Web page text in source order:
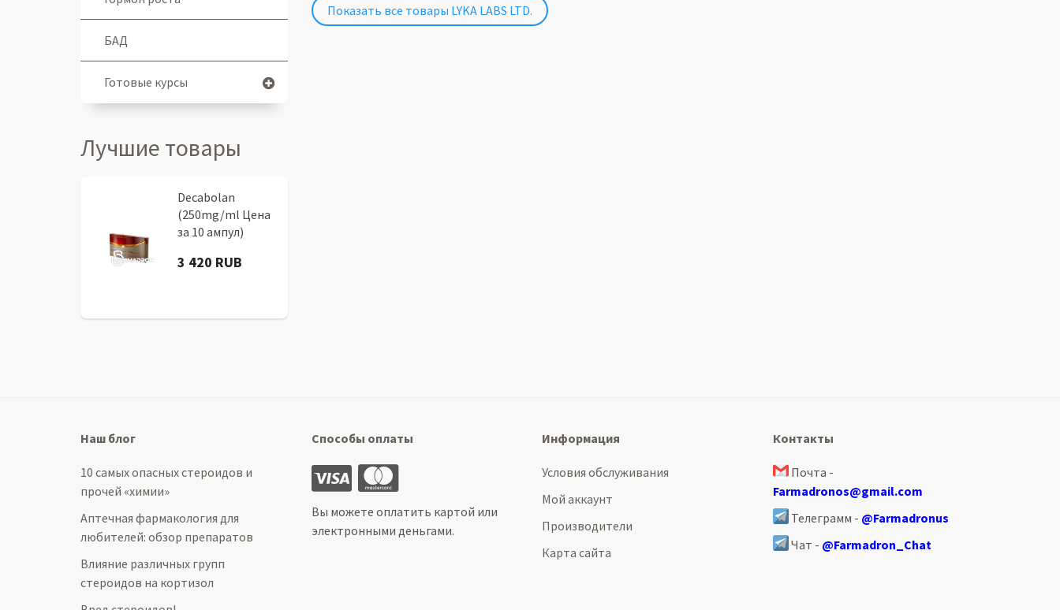
Показать все товары LYKA LABS LTD.
БАД
Готовые курсы
Лучшие товары
Decabolan
(250mg/ml Цена
за 10 ампул)
3 420 RUB
Наш блог
10 самых опасных стероидов и
прочей «химии»
Аптечная фармакология для
любителей: обзор препаратов
Влияние различных групп
стероидов на кортизол
Способы оплаты
Вы можете оплатить картой или
электронными деньгами.
Информация
Условия обслуживания
Мой аккаунт
Производители
Карта сайта
Контакты
Почта -
Farmadronos@gmail.com
Телеграмм - @Farmadronus
Чат - @Farmadron_Chat